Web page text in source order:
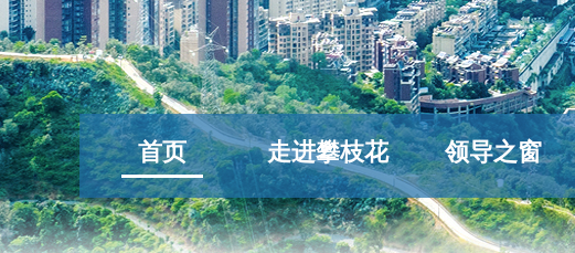
首页 走进攀枝花 领导之窗